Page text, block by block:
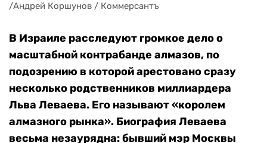
/Андрей Коршунов / Коммерсантъ
В Израиле расследуют громкое дело о
масштабной контрабанде алмазов, по
подозрению в которой арестовано сразу
несколько родственников миллиардера
Льва Леваева. Его называют «королем
алмазного рынка». Биография Леваева
весьма незаурядна: бывший мэр Москвы